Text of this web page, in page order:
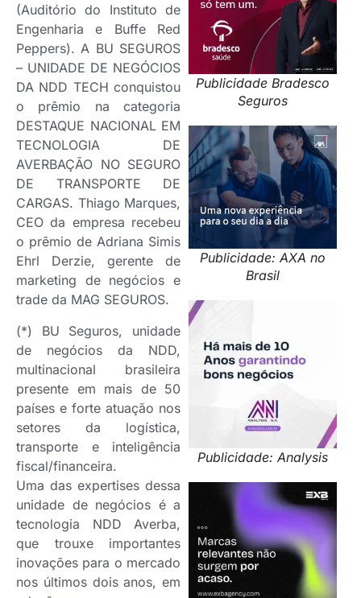
Publicidade Bradesco
Seguros
Publicidade: AXA no
Brasil
Publicidade: Analysis
(Auditório do Instituto de
Engenharia e Buffe Red
Peppers). A BU SEGUROS
– UNIDADE DE NEGÓCIOS
DA NDD TECH conquistou
o prêmio na categoria
DESTAQUE NACIONAL EM
TECNOLOGIA DE
AVERBAÇÃO NO SEGURO
DE TRANSPORTE DE
CARGAS. Thiago Marques,
CEO da empresa recebeu
o prêmio de Adriana Simis
Ehrl Derzie, gerente de
marketing de negócios e
trade da MAG SEGUROS.
(*) BU Seguros, unidade
de negócios da NDD,
multinacional brasileira
presente em mais de 50
países e forte atuação nos
setores da logística,
transporte e inteligência
fiscal/financeira.
Uma das expertises dessa
unidade de negócios é a
tecnologia NDD Averba,
que trouxe importantes
inovações para o mercado
nos últimos dois anos, em